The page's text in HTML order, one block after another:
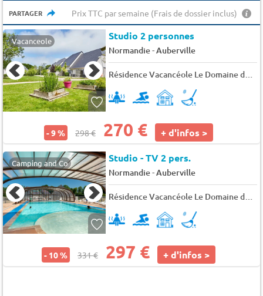
PARTAGER Prix TTC par semaine (Frais de dossier inclus)
Vacanceole Studio 2 personnes
Normandie-Auberville
- 9 % 298 € 270 € + d'infos >
Camping and Co Studio - TV 2 pers.
Normandie-Auberville
Résidence Vacancéole Le Domaine de la Corniche
- 10 % 331 € 297 € + d'infos >